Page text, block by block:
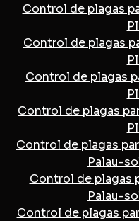
Control de plagas
Control de plagas
Control de plagas
Control de plagas
Control de plagas
Palau-
Control de plagas
Palau-
Control de plagas